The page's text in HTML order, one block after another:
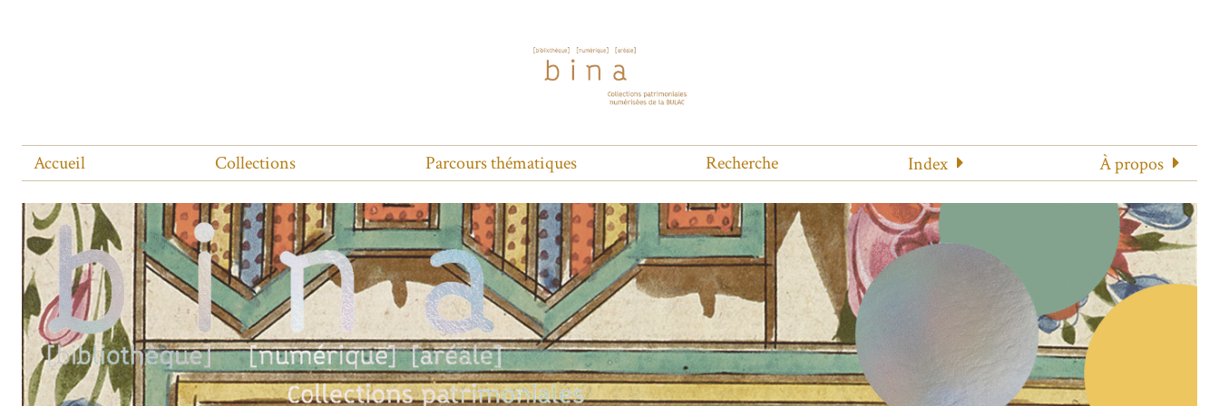
Accueil Collections Parcours thématiques Recherche Index À propos